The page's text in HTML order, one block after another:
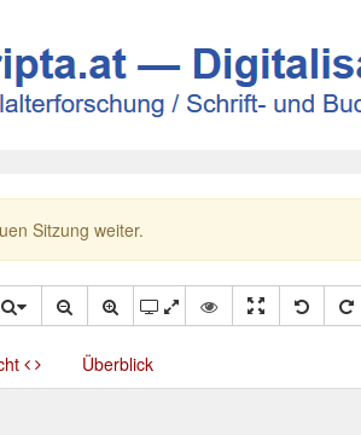
Sitzung weiter.
Überblick